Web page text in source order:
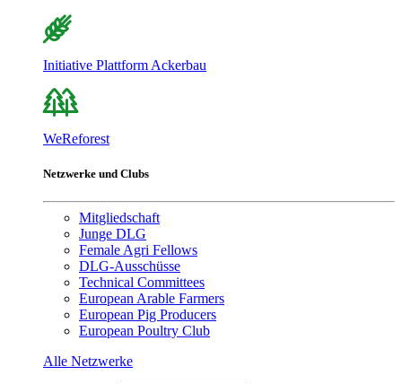
Initiative Plattform Ackerbau
WeReforest
Netzwerke und Clubs
Mitgliedschaft
Junge DLG
Female Agri Fellows
DLG-Ausschüsse
Technical Committees
European Arable Farmers
European Pig Producers
European Poultry Club
Alle Netzwerke